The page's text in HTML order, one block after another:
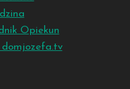
Opiekun
domjozefa.tv